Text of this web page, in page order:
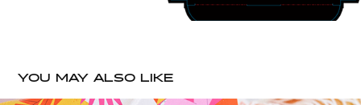
YOU MAY ALSO LIKE